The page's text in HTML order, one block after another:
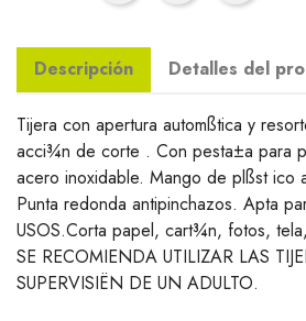
Descripción Detalles del
Tijera con apertura automßtica y
acci¾n de corte . Con pesta±a para
acero inoxidable. Mango de plßst ico
Punta redonda antipinchazos. Apta
USOS.Corta papel, cart¾n, fotos,
SE RECOMIENDA UTILIZAR LAS
SUPERVISIËN DE UN ADULTO.